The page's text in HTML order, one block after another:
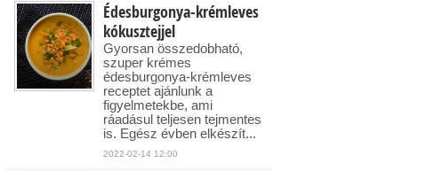
Édesburgonya-krémleves
kókusztejjel
Gyorsan összedobható,
szuper krémes
édesburgonya-krémleves
receptet ajánlunk a
figyelmetekbe, ami
ráadásul teljesen tejmentes
is. Egész évben elkészít...
2022-02-14 12:00